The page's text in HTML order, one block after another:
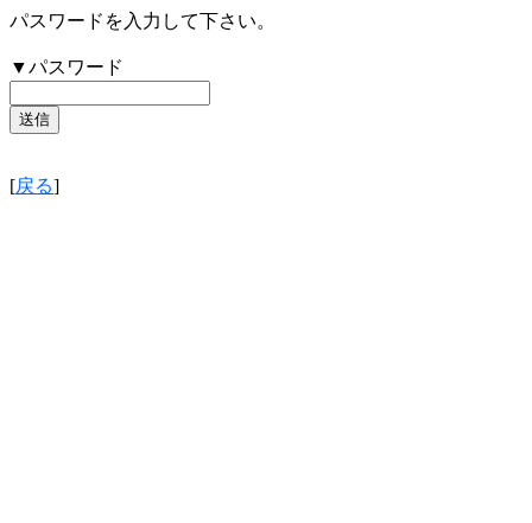
パスワードを入力して下さい。
▼パスワード
[戻る]